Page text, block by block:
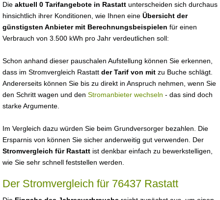
Die aktuell 0 Tarifangebote in Rastatt unterscheiden sich durchaus
hinsichtlich ihrer Konditionen, wie Ihnen eine Übersicht der
günstigsten Anbieter mit Berechnungsbeispielen für einen
Verbrauch von 3.500 kWh pro Jahr verdeutlichen soll:
Schon anhand dieser pauschalen Aufstellung können Sie erkennen,
dass im Stromvergleich Rastatt der Tarif von mit zu Buche schlägt.
Andererseits können Sie bis zu direkt in Anspruch nehmen, wenn Sie
den Schritt wagen und den Stromanbieter wechseln - das sind doch
starke Argumente.
Im Vergleich dazu würden Sie beim Grundversorger bezahlen. Die
Ersparnis von können Sie sicher anderweitig gut verwenden. Der
Stromvergleich für Rastatt ist denkbar einfach zu bewerkstelligen,
wie Sie sehr schnell feststellen werden.
Der Stromvergleich für 76437 Rastatt